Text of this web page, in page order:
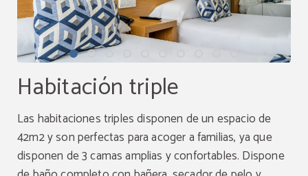
Habitación triple
Las habitaciones triples disponen de un espacio de
42m2 y son perfectas para acoger a familias, ya que
disponen de 3 camas amplias y confortables. Dispone